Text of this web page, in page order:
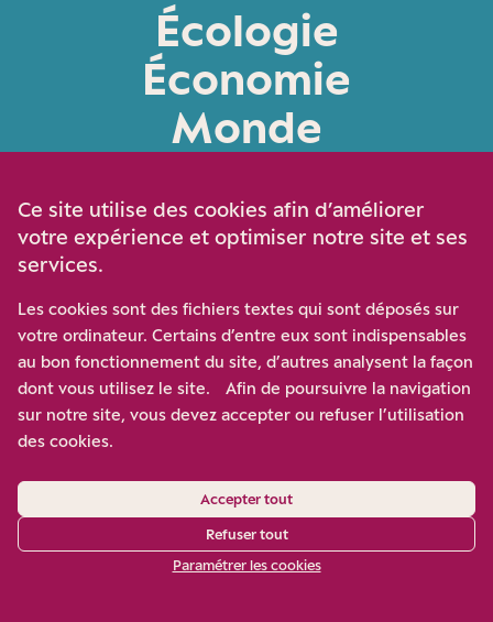
Écologie
Économie
Monde
Société
Élections municipales
2026
La guerre en Ukraine
Abonnez-vous à notre newsletter
Ce site utilise des cookies afin d’améliorer
votre expérience et optimiser notre site et ses
services.
Les cookies sont des fichiers textes qui sont déposés sur
votre ordinateur. Certains d’entre eux sont indispensables
au bon fonctionnement du site, d’autres analysent la façon
dont vous utilisez le site. Afin de poursuivre la navigation
sur notre site, vous devez accepter ou refuser l’utilisation
des cookies.
Accepter tout
Refuser tout
Paramétrer les cookies